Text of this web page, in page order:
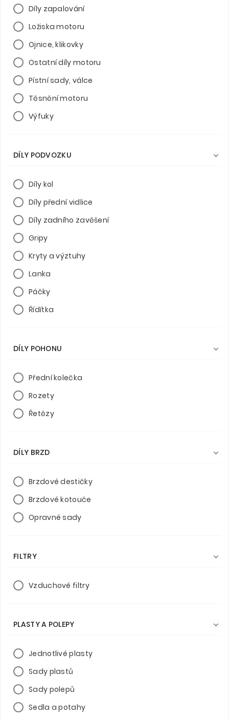
Díly zapalování
Ložiska motoru
Ojnice, klikovky
Ostatní díly motoru
Pístní sady, válce
Těsnění motoru
Výfuky
DÍLY PODVOZKU 
Díly kol
Díly přední vidlice
Díly zadního zavěšení
Gripy
Kryty a výztuhy
Lanka
Páčky
Řídítka
DÍLY POHONU 
Přední kolečka
Rozety
Řetězy
DÍLY BRZD 
Brzdové destičky
Brzdové kotouče
Opravné sady
FILTRY 
Vzduchové filtry
PLASTY A POLEPY 
Jednotlivé plasty
Sady plastů
Sady polepů
Sedla a potahy